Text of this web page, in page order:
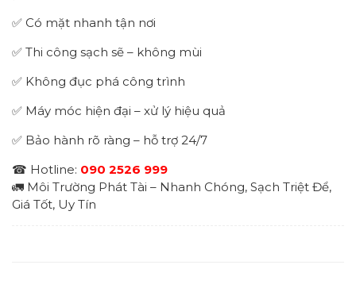
✅ Có mặt nhanh tận nơi
✅ Thi công sạch sẽ – không mùi
✅ Không đục phá công trình
✅ Máy móc hiện đại – xử lý hiệu quả
✅ Bảo hành rõ ràng – hỗ trợ 24/7
☎ Hotline: 090 2526 999
🚛 Môi Trường Phát Tài – Nhanh Chóng, Sạch Triệt Để,
Giá Tốt, Uy Tín